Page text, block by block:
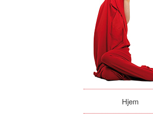
Fortsæt
Hjem